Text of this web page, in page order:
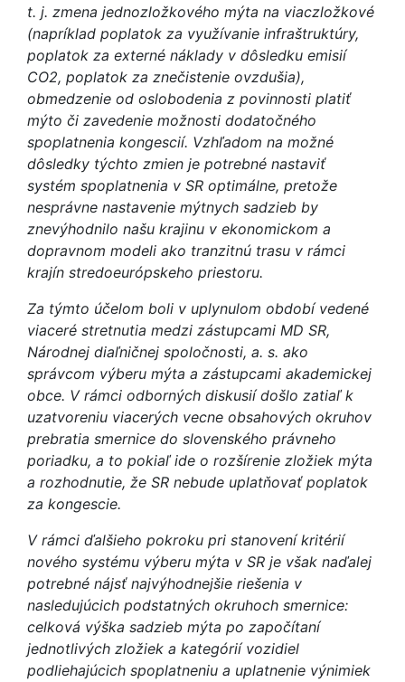
t. j. zmena jednozložkového mýta na viaczložkové
(napríklad poplatok za využívanie infraštruktúry,
poplatok za externé náklady v dôsledku emisií
CO2, poplatok za znečistenie ovzdušia),
obmedzenie od oslobodenia z povinnosti platiť
mýto či zavedenie možnosti dodatočného
spoplatnenia kongescií. Vzhľadom na možné
dôsledky týchto zmien je potrebné nastaviť
systém spoplatnenia v SR optimálne, pretože
nesprávne nastavenie mýtnych sadzieb by
znevýhodnilo našu krajinu v ekonomickom a
dopravnom modeli ako tranzitnú trasu v rámci
krajín stredoeurópskeho priestoru.
Za týmto účelom boli v uplynulom období vedené
viaceré stretnutia medzi zástupcami MD SR,
Národnej diaľničnej spoločnosti, a. s. ako
správcom výberu mýta a zástupcami akademickej
obce. V rámci odborných diskusií došlo zatiaľ k
uzatvoreniu viacerých vecne obsahových okruhov
prebratia smernice do slovenského právneho
poriadku, a to pokiaľ ide o rozšírenie zložiek mýta
a rozhodnutie, že SR nebude uplatňovať poplatok
za kongescie.
V rámci ďalšieho pokroku pri stanovení kritérií
nového systému výberu mýta v SR je však naďalej
potrebné nájsť najvýhodnejšie riešenia v
nasledujúcich podstatných okruhoch smernice:
celková výška sadzieb mýta po započítaní
jednotlivých zložiek a kategórií vozidiel
podliehajúcich spoplatneniu a uplatnenie výnimiek